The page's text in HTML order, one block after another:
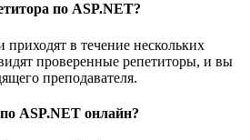
по ASP.NET?
в течение нескольких
проверенные репетиторы, и вы
преподавателя.
ASP.NET онлайн?